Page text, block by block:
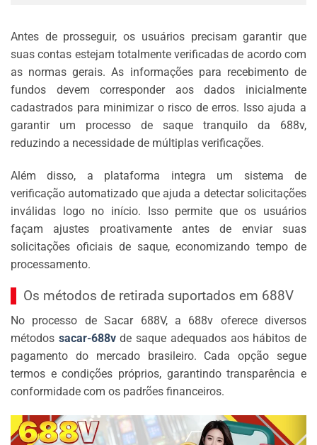
Antes de prosseguir, os usuários precisam garantir que
suas contas estejam totalmente verificadas de acordo com
as normas gerais. As informações para recebimento de
fundos devem corresponder aos dados inicialmente
cadastrados para minimizar o risco de erros. Isso ajuda a
garantir um processo de saque tranquilo da 688v,
reduzindo a necessidade de múltiplas verificações.
Além disso, a plataforma integra um sistema de
verificação automatizado que ajuda a detectar solicitações
inválidas logo no início. Isso permite que os usuários
façam ajustes proativamente antes de enviar suas
solicitações oficiais de saque, economizando tempo de
processamento.
Os métodos de retirada suportados em 688V
No processo de Sacar 688V, a 688v oferece diversos
métodos sacar-688v de saque adequados aos hábitos de
pagamento do mercado brasileiro. Cada opção segue
termos e condições próprios, garantindo transparência e
conformidade com os padrões financeiros.